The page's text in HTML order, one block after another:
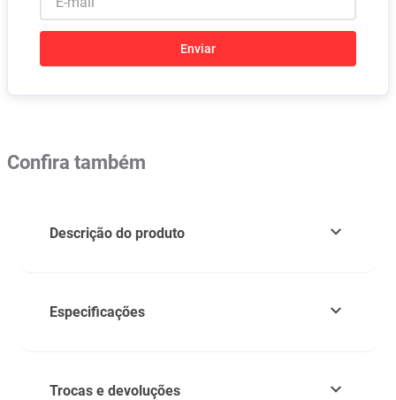
Enviar
Confira também
Descrição do produto
Especificações
Trocas e devoluções